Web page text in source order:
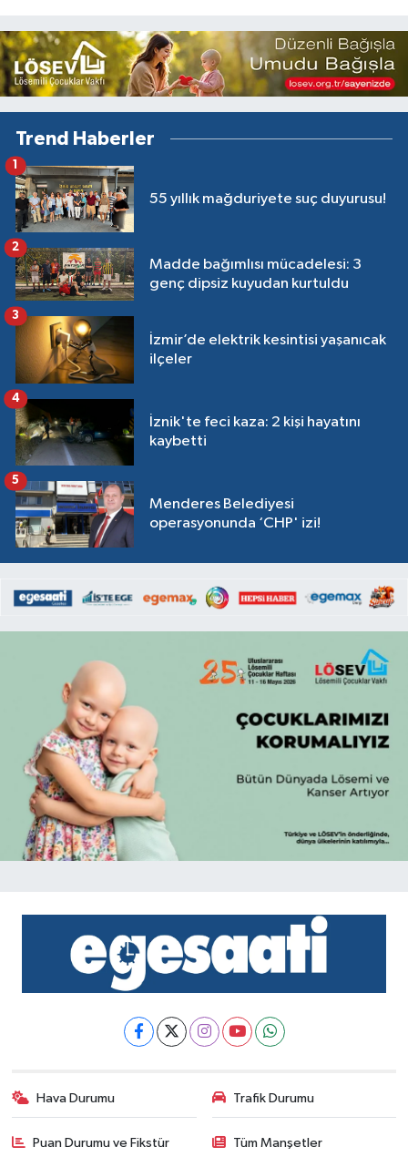
Trend Haberler
55 yıllık mağduriyete suç duyurusu!
1
Madde bağımlısı mücadelesi: 3
genç dipsiz kuyudan kurtuldu
2
İzmir’de elektrik kesintisi yaşanıcak
ilçeler
3
İznik'te feci kaza: 2 kişi hayatını
kaybetti
4
Menderes Belediyesi
operasyonunda ‘CHP' izi!
5
Hava Durumu Trafik Durumu
Puan Durumu ve Fikstür Tüm Manşetler